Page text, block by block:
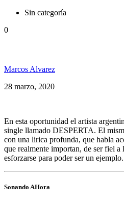
Sin categoría
0
Marcos Alvarez
28 marzo, 2020
En esta oportunidad el artista
single llamado DESPERTA. El
con una lirica profunda, que habla
que realmente importan, de ser fiel
esforzarse para poder ser un
Sonando AHora